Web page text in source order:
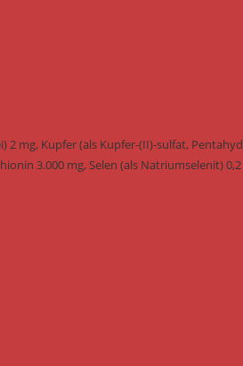
2 mg, Kupfer (als Kupfer-(II)-sulfat,
3.000 mg, Selen (als Natriumselenit)